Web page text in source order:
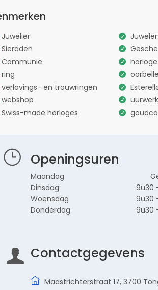
Juwelier
Sieraden
Communie
ring
verlovings- en trouwringen
webshop
Swiss-made horloges
horloge
Openingsuren
Maandag
Dinsdag
9u30
Woensdag
9u30
Donderdag
9u30
Contactgegevens
Maastrichterstraat 17, 3700